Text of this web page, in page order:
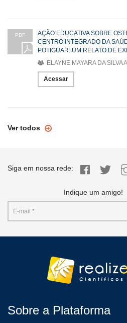
PDF
AÇÃO EDUCATIVA SOBRE
CENTRO INTEGRADO DA
POTIGUAR: UM RELATO DE
ELAYNE MAYARA DA SILVA
Acessar
Ver todos
Siga em nossa rede:
Indique um amigo!
Sobre a Plataforma